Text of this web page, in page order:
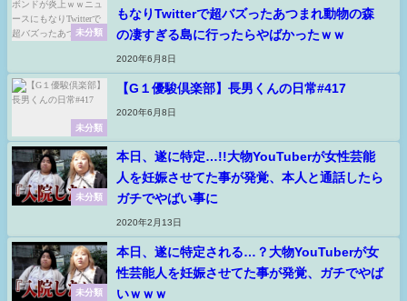
未分類
もなりTwitterで超バズったあつまれ動物の森
の凄すぎる島に行ったらやばかったｗｗ
2020年6月8日
未分類
【G１優駿倶楽部】長男くんの日常#417
2020年6月8日
未分類
本日、遂に特定…!!大物YouTuberが女性芸能
人を妊娠させてた事が発覚、本人と通話したら
ガチでやばい事に
2020年2月13日
未分類
本日、遂に特定される…？大物YouTuberが女
性芸能人を妊娠させてた事が発覚、ガチでやば
いｗｗｗ